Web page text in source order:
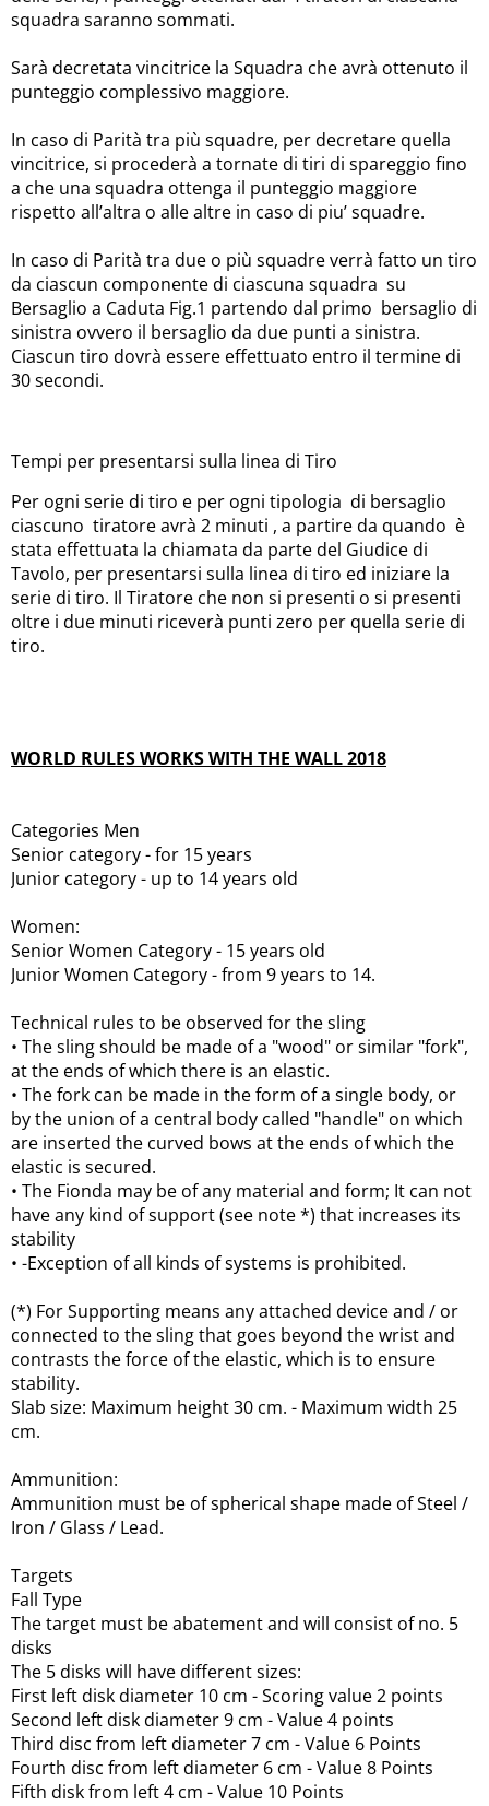
squadra saranno sommati.
Sarà decretata vincitrice la Squadra che avrà ottenuto il
punteggio complessivo maggiore.
In caso di Parità tra più squadre, per decretare quella
vincitrice, si procederà a tornate di tiri di spareggio fino
a che una squadra ottenga il punteggio maggiore
rispetto all’altra o alle altre in caso di piu’ squadre.
In caso di Parità tra due o più squadre verrà fatto un tiro
da ciascun componente di ciascuna squadra su
Bersaglio a Caduta Fig.1 partendo dal primo bersaglio di
sinistra ovvero il bersaglio da due punti a sinistra.
Ciascun tiro dovrà essere effettuato entro il termine di
30 secondi.
Tempi per presentarsi sulla linea di Tiro
Per ogni serie di tiro e per ogni tipologia di bersaglio
ciascuno tiratore avrà 2 minuti , a partire da quando è
stata effettuata la chiamata da parte del Giudice di
Tavolo, per presentarsi sulla linea di tiro ed iniziare la
serie di tiro. Il Tiratore che non si presenti o si presenti
oltre i due minuti riceverà punti zero per quella serie di
tiro.
WORLD RULES WORKS WITH THE WALL 2018
Categories Men
Senior category - for 15 years
Junior category - up to 14 years old
Women:
Senior Women Category - 15 years old
Junior Women Category - from 9 years to 14.
Technical rules to be observed for the sling
• The sling should be made of a "wood" or similar "fork",
at the ends of which there is an elastic.
• The fork can be made in the form of a single body, or
by the union of a central body called "handle" on which
are inserted the curved bows at the ends of which the
elastic is secured.
• The Fionda may be of any material and form; It can not
have any kind of support (see note *) that increases its
stability
• -Exception of all kinds of systems is prohibited.
(*) For Supporting means any attached device and / or
connected to the sling that goes beyond the wrist and
contrasts the force of the elastic, which is to ensure
stability.
Slab size: Maximum height 30 cm. - Maximum width 25
cm.
Ammunition:
Ammunition must be of spherical shape made of Steel /
Iron / Glass / Lead.
Targets
Fall Type
The target must be abatement and will consist of no. 5
disks
The 5 disks will have different sizes:
First left disk diameter 10 cm - Scoring value 2 points
Second left disk diameter 9 cm - Value 4 points
Third disc from left diameter 7 cm - Value 6 Points
Fourth disc from left diameter 6 cm - Value 8 Points
Fifth disk from left 4 cm - Value 10 Points